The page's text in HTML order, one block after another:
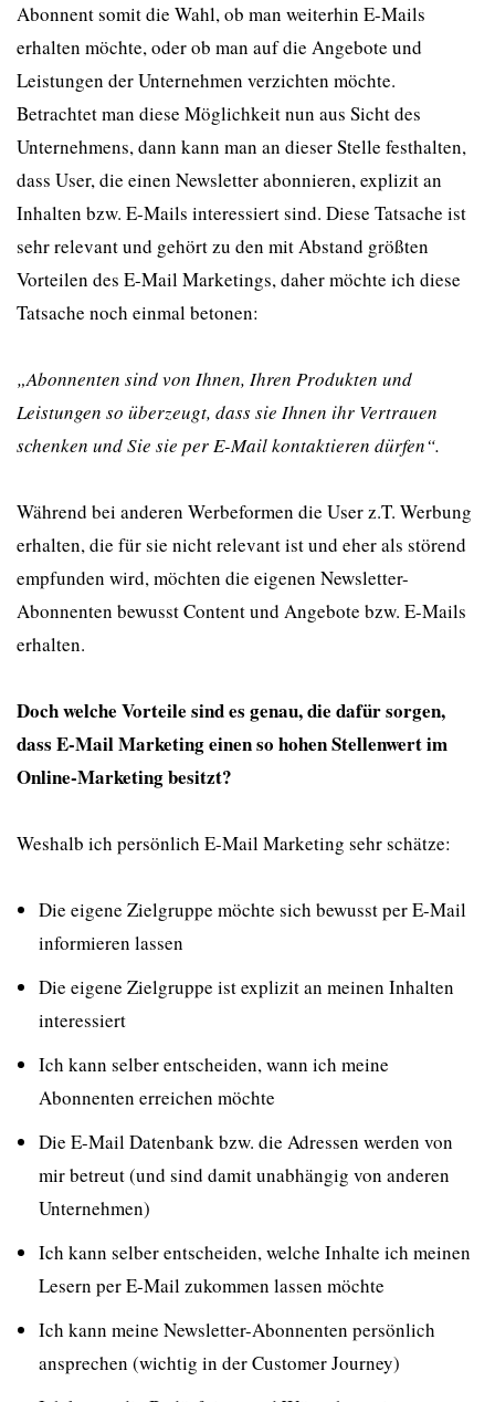
Abonnent somit die Wahl, ob man weiterhin E-Mails
erhalten möchte, oder ob man auf die Angebote und
Leistungen der Unternehmen verzichten möchte.
Betrachtet man diese Möglichkeit nun aus Sicht des
Unternehmens, dann kann man an dieser Stelle festhalten,
dass User, die einen Newsletter abonnieren, explizit an
Inhalten bzw. E-Mails interessiert sind. Diese Tatsache ist
sehr relevant und gehört zu den mit Abstand größten
Vorteilen des E-Mail Marketings, daher möchte ich diese
Tatsache noch einmal betonen:
„Abonnenten sind von Ihnen, Ihren Produkten und
Leistungen so überzeugt, dass sie Ihnen ihr Vertrauen
schenken und Sie sie per E-Mail kontaktieren dürfen“.
Während bei anderen Werbeformen die User z.T. Werbung
erhalten, die für sie nicht relevant ist und eher als störend
empfunden wird, möchten die eigenen Newsletter-
Abonnenten bewusst Content und Angebote bzw. E-Mails
erhalten.
Doch welche Vorteile sind es genau, die dafür sorgen,
dass E-Mail Marketing einen so hohen Stellenwert im
Online-Marketing besitzt?
Weshalb ich persönlich E-Mail Marketing sehr schätze:
Die eigene Zielgruppe möchte sich bewusst per E-Mail
informieren lassen
Die eigene Zielgruppe ist explizit an meinen Inhalten
interessiert
Ich kann selber entscheiden, wann ich meine
Abonnenten erreichen möchte
Die E-Mail Datenbank bzw. die Adressen werden von
mir betreut (und sind damit unabhängig von anderen
Unternehmen)
Ich kann selber entscheiden, welche Inhalte ich meinen
Lesern per E-Mail zukommen lassen möchte
Ich kann meine Newsletter-Abonnenten persönlich
ansprechen (wichtig in der Customer Journey)